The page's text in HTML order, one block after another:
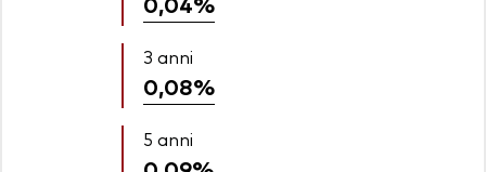
3 anni
0,08%
5 anni